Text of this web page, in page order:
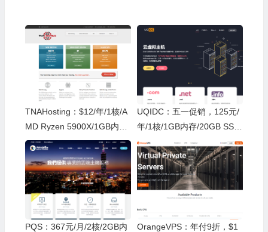
TNAHosting：$12/年/1核/A
MD Ryzen 5900X/1GB内存/
20GB NVMe空间/15TB流量/
1Gbps端口/KVM/芝加哥
UQIDC：五一促销，125元/
年/1核/1GB内存/20GB SSD
空间/500GB流量/100Mbps-
1Gbps端口/KVM/香港/英国/
荷兰/德国/洛杉矶等
PQS：367元/月/2核/2GB内
OrangeVPS：年付9折，$1